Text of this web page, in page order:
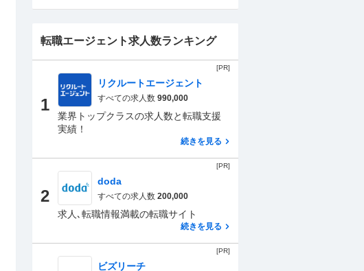
転職エージェント求人数ランキング
[PR]
1
リクルートエージェント
すべての求人数 990,000
業界トップクラスの求人数と転職支援
実績！
続きを見る
[PR]
2
doda
すべての求人数 200,000
求人､転職情報満載の転職サイト
続きを見る
[PR]
ビズリーチ